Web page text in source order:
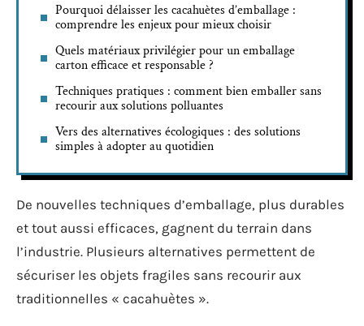
Pourquoi délaisser les cacahuètes d’emballage :
comprendre les enjeux pour mieux choisir
Quels matériaux privilégier pour un emballage
carton efficace et responsable ?
Techniques pratiques : comment bien emballer sans
recourir aux solutions polluantes
Vers des alternatives écologiques : des solutions
simples à adopter au quotidien
De nouvelles techniques d’emballage, plus durables
et tout aussi efficaces, gagnent du terrain dans
l’industrie. Plusieurs alternatives permettent de
sécuriser les objets fragiles sans recourir aux
traditionnelles « cacahuètes ».